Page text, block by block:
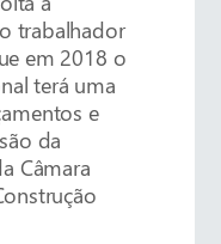
trabalhador
em 2018 o
terá uma
e
da
Câmara